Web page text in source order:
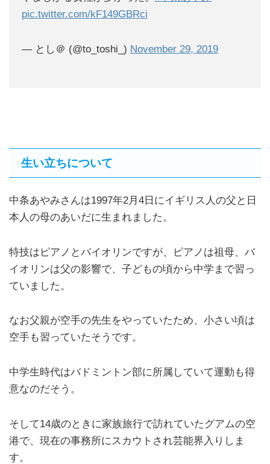
pic.twitter.com/kF149GBRci
— とし＠ (@to_toshi_) November 29, 2019
生い立ちについて
中条あやみさんは1997年2月4日にイギリス人の父と日
本人の母のあいだに生まれました。
特技はピアノとバイオリンですが、ピアノは祖母、バ
イオリンは父の影響で、子どもの頃から中学まで習っ
ていました。
なお父親が空手の先生をやっていたため、小さい頃は
空手も習っていたそうです。
中学生時代はバドミントン部に所属していて運動も得
意なのだそう。
そして14歳のときに家族旅行で訪れていたグアムの空
港で、現在の事務所にスカウトされ芸能界入りしま
す。